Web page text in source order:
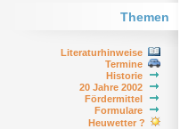
Themen
Literaturhinweise
Termine
Historie
20 Jahre 2002
Fördermittel
Formulare
Heuwetter ?